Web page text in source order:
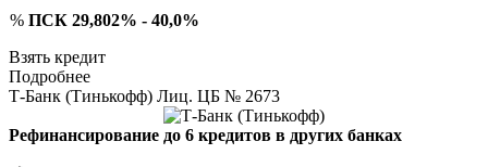
% ПСК 29,802% - 40,0%
Взять кредит
Подробнее
Т-Банк (Тинькофф) Лиц. ЦБ № 2673
Рефинансирование до 6 кредитов в других банках